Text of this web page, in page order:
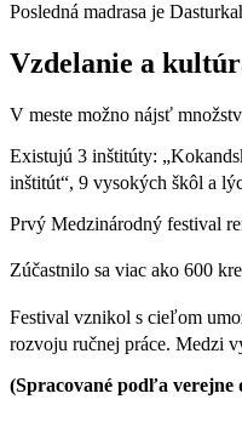
Posledná madrasa je
Vzdelanie a
V meste možno nájsť
Existujú 3 inštitúty:
inštitút“, 9 vysokých škôl a
Prvý Medzinárodný festival
Zúčastnilo sa viac ako 600
Festival vznikol s cieľom
rozvoju ručnej práce. Medzi
(Spracované podľa